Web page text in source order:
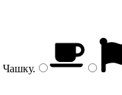
Чашку.